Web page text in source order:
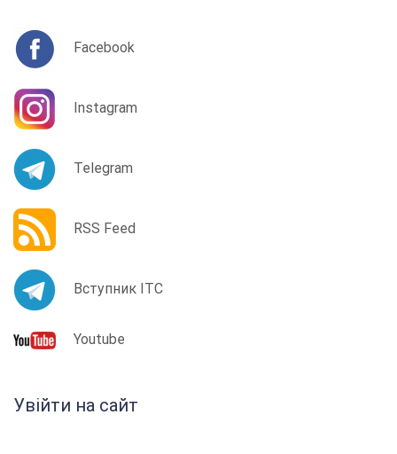
Facebook
Instagram
Telegram
RSS Feed
Вступник ІТС
Youtube
Увійти на сайт